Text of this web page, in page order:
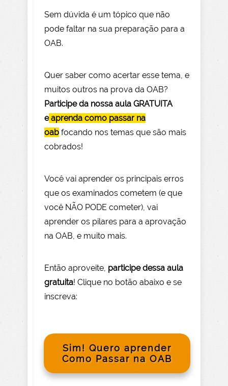
Sem dúvida é um tópico que não
pode faltar na sua preparação para a
OAB.
Quer saber como acertar esse tema, e
muitos outros na prova da OAB?
Participe da nossa aula GRATUITA
e aprenda como passar na
oab focando nos temas que são mais
cobrados!
Você vai aprender os principais erros
que os examinados cometem (e que
você NÃO PODE cometer), vai
aprender os pilares para a aprovação
na OAB, e muito mais.
Então aproveite, participe dessa aula
gratuita! Clique no botão abaixo e se
inscreva:
Sim! Quero aprender
Como Passar na OAB